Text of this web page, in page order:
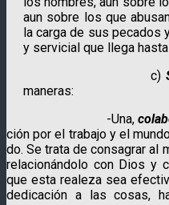
aun sobre los que
la carga de sus pecados
y servicial que llega
c)
maneras:
-Una,
ción por el trabajo y el
do. Se trata de consagrar al
relacionándolo con Dios y
que esta realeza sea
dedica­ción a las cosas,